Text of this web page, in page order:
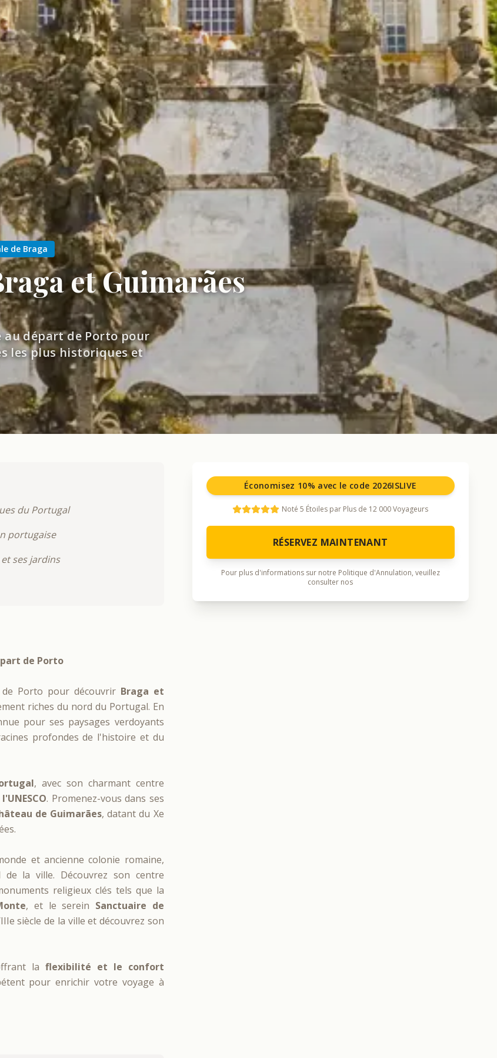
de Braga
et Guimarães
départ de Porto pour
les plus historiques et
du Portugal
portugaise
ses jardins
de Porto
Porto pour découvrir Braga et
riches du nord du Portugal. En
pour ses paysages verdoyants
profondes de l'histoire et du
, avec son charmant centre
. Promenez-vous dans ses
de Guimarães, datant du Xe
et ancienne colonie romaine,
la ville. Découvrez son centre
religieux clés tels que la
, et le serein Sanctuaire de
siècle de la ville et découvrez son
la flexibilité et le confort
pour enrichir votre voyage à
Économisez 10% avec le code 2026ISLIVE
Noté 5 Étoiles par Plus de 12 000 Voyageurs
RÉSERVEZ MAINTENANT
Pour plus d'informations sur notre Politique d'Annulation, veuillez
consulter nos